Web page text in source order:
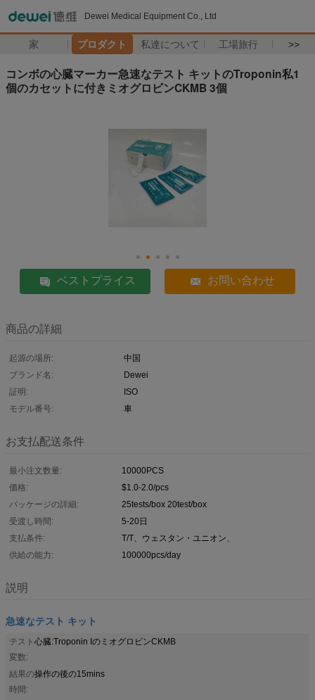
Dewei Medical Equipment Co., Ltd
家 プロダクト 私達について 工場旅行 >>
コンボの心臓マーカー急速なテスト キットのTroponin私1
個のカセットに付きミオグロビンCKMB 3個
ベストプライス お問い合わせ
商品の詳細
起源の場所:
中国
ブランド名:
Dewei
証明:
ISO
モデル番号:
車
お支払配送条件
最小注文数量:
10000PCS
価格:
$1.0-2.0/pcs
パッケージの詳細:
25tests/box 20test/box
受渡し時間:
5-20日
支払条件:
T/T、ウェスタン・ユニオン、
供給の能力:
100000pcs/day
説明
急速なテスト キット
テスト
変数:
心臓:Troponin IのミオグロビンCKMB
結果の
時間:
操作の後の15mins